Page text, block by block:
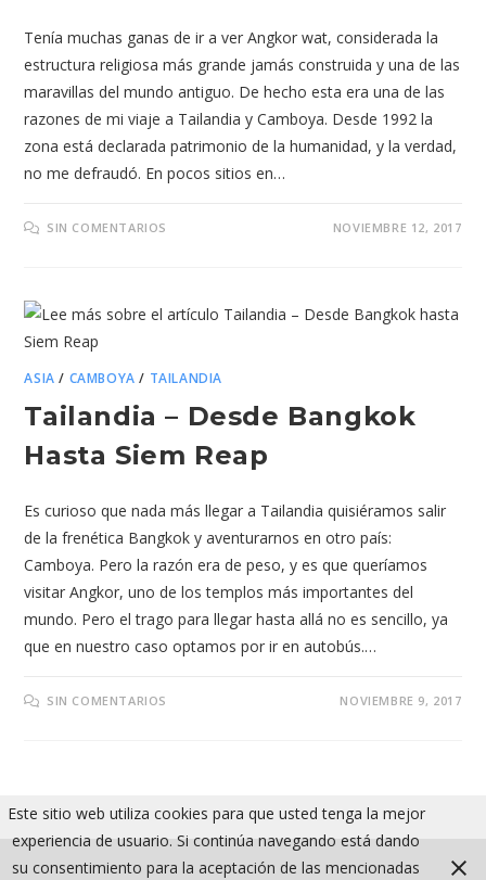
Tenía muchas ganas de ir a ver Angkor wat, considerada la
estructura religiosa más grande jamás construida y una de las
maravillas del mundo antiguo. De hecho esta era una de las
razones de mi viaje a Tailandia y Camboya. Desde 1992 la
zona está declarada patrimonio de la humanidad, y la verdad,
no me defraudó. En pocos sitios en…
SIN COMENTARIOS NOVIEMBRE 12, 2017
ASIA / CAMBOYA / TAILANDIA
Tailandia – Desde Bangkok
Hasta Siem Reap
Es curioso que nada más llegar a Tailandia quisiéramos salir
de la frenética Bangkok y aventurarnos en otro país:
Camboya. Pero la razón era de peso, y es que queríamos
visitar Angkor, uno de los templos más importantes del
mundo. Pero el trago para llegar hasta allá no es sencillo, ya
que en nuestro caso optamos por ir en autobús.…
SIN COMENTARIOS NOVIEMBRE 9, 2017
Este sitio web utiliza cookies para que usted tenga la mejor
experiencia de usuario. Si continúa navegando está dando
su consentimiento para la aceptación de las mencionadas